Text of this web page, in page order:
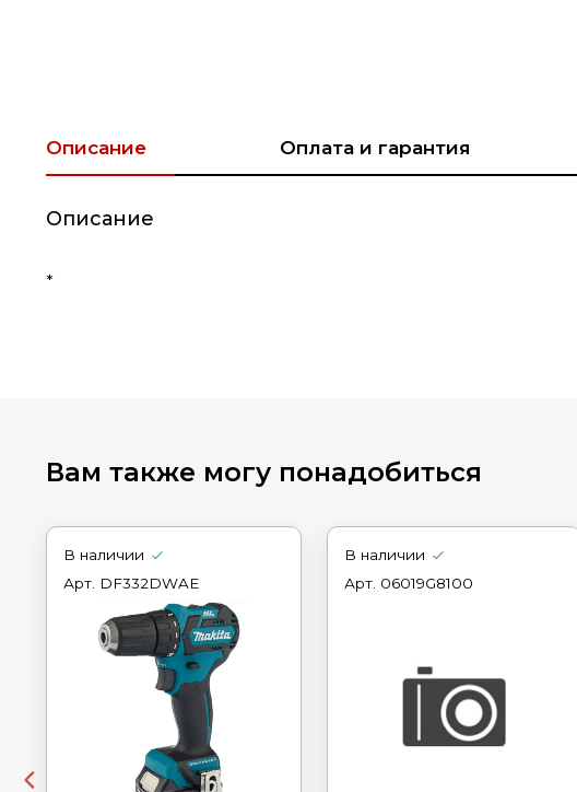
Описание Оплата и гарантия
Описание
*
Вам также могу понадобиться
В наличии
Арт. DF332DWAE
В наличии
Арт. 06019G8100